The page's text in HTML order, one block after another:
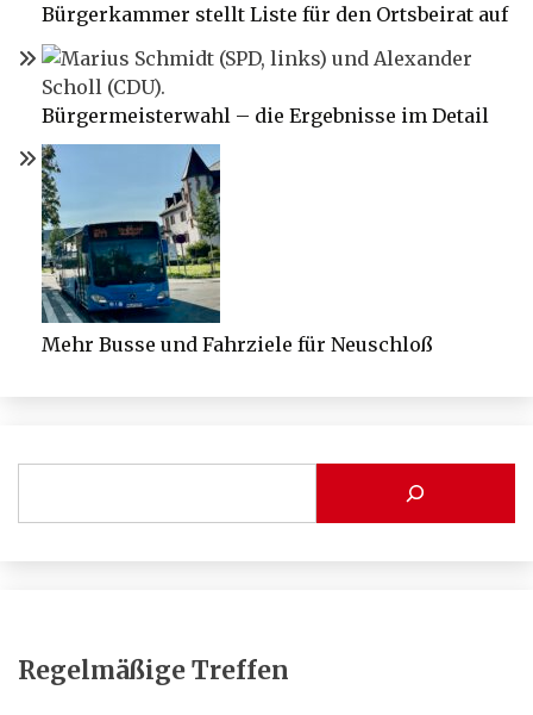
Bürgerkammer stellt Liste für den Ortsbeirat auf
Bürgermeisterwahl – die Ergebnisse im Detail
Mehr Busse und Fahrziele für Neuschloß
Regelmäßige Treffen